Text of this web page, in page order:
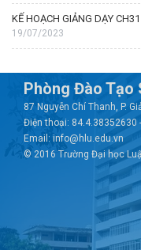
KẾ HOẠCH GIẢNG DẠY
19/07/2023
Phòng Đào Tạo
87 Nguyễn Chí Thanh, P.
Điện thoại: 84.4.38352630
Email: info@hlu.edu.vn
© 2016 Trường Đại học